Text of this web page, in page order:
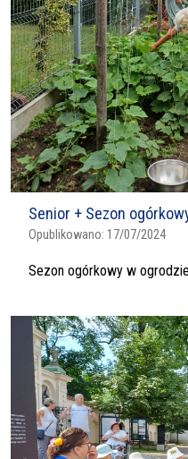
Senior + Sezon
Opublikowano: 17/07/2024
Sezon ogórkowy w